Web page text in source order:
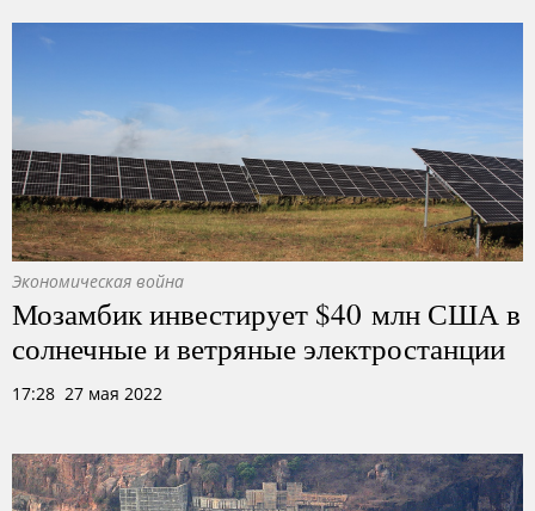
Экономическая война
Мозамбик инвестирует $40 млн США в
солнечные и ветряные электростанции
17:28 27 мая 2022